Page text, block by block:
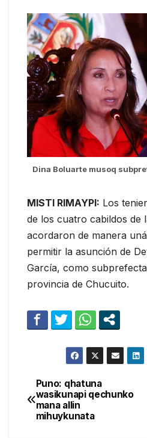
Dina Boluarte musoq
MISTI RIMAYPI: Los
de los cuatro cabildos de
acordaron de manera
permitir la asunción de
García, como
provincia de Chucuito.
Navegación
de
Puno: qhatuna
wasikunapi qechunko
mana allin
mihuykunata